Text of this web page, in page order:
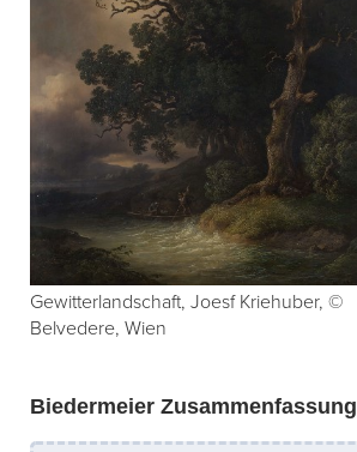
Gewitterlandschaft, Joesf Kriehuber, ©
Belvedere, Wien
Biedermeier Zusammenfassung